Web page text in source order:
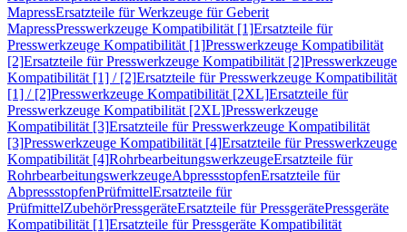
MapressErsatzteile für Werkzeuge für Geberit
MapressPresswerkzeuge Kompatibilität [1]Ersatzteile für
Presswerkzeuge Kompatibilität [1]Presswerkzeuge Kompatibilität
[2]Ersatzteile für Presswerkzeuge Kompatibilität [2]Presswerkzeuge
Kompatibilität [1] / [2]Ersatzteile für Presswerkzeuge Kompatibilität
[1] / [2]Presswerkzeuge Kompatibilität [2XL]Ersatzteile für
Presswerkzeuge Kompatibilität [2XL]Presswerkzeuge
Kompatibilität [3]Ersatzteile für Presswerkzeuge Kompatibilität
[3]Presswerkzeuge Kompatibilität [4]Ersatzteile für Presswerkzeuge
Kompatibilität [4]RohrbearbeitungswerkzeugeErsatzteile für
RohrbearbeitungswerkzeugeAbpressstopfenErsatzteile für
AbpressstopfenPrüfmittelErsatzteile für
PrüfmittelZubehörPressgeräteErsatzteile für PressgerätePressgeräte
Kompatibilität [1]Ersatzteile für Pressgeräte Kompatibilität